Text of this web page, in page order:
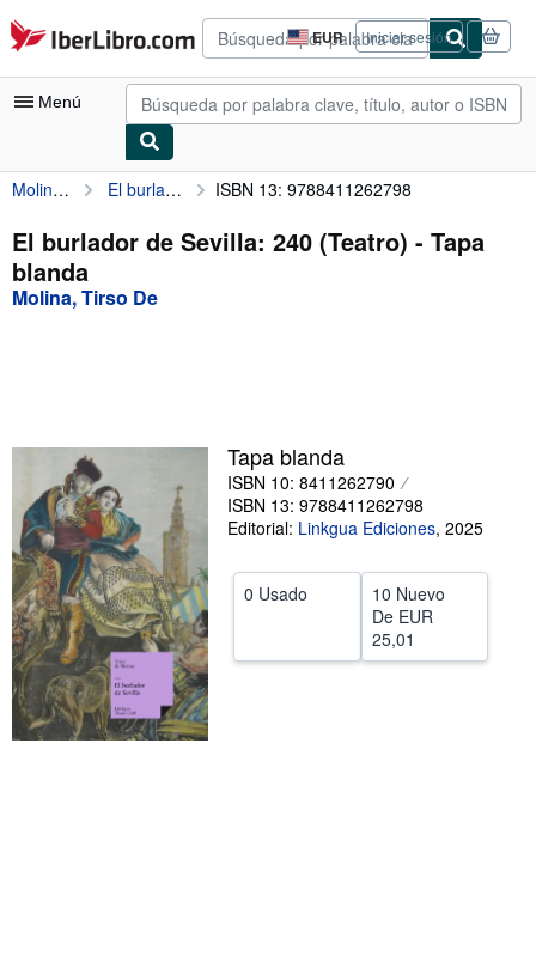
Pasar al contenido principal
IberLibro.com EUR
Preferencias
de
compra
del
Iniciar sesión
Menú
Mi cuenta
Consultar mis pedidos
Búsqueda avanzada
Vendedores
Comenzar a vender
Ayuda
CERRAR
Molina, Tirso De El burlador de Sevilla: 240 (Teatro) ISBN 13: 9788411262798
El burlador de Sevilla: 240 (Teatro) - Tapa
blanda
Molina, Tirso De
Tapa blanda
ISBN 10: 8411262790
ISBN 13: 9788411262798
Editorial: Linkgua Ediciones, 2025
0 Usado
10 Nuevo
De EUR
25,01